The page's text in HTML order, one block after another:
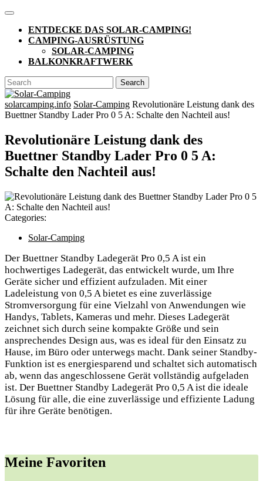
Skip
content
Open
ButtonENTDECKE DAS SOLAR-CAMPING!
CAMPING-AUSRÜSTUNG
SOLAR-CAMPING
BALKONKRAFTWERK
CLOSE
BUTTON
Search
for:
solarcamping.info Solar-Camping Revolutionäre Leistung dank des
Buettner Standby Lader Pro 0 5 A: Schalte den Nachteil aus!
Revolutionäre Leistung dank des
Buettner Standby Lader Pro 0 5 A:
Schalte den Nachteil aus!
Categories:
Solar-Camping
Der Buettner Standby Ladegerät Pro 0,5 A ist ein
hochwertiges Ladegerät, das entwickelt wurde, um Ihre
Geräte sicher und effizient aufzuladen. Mit einer
Ladeleistung von 0,5 A bietet es eine zuverlässige
Stromversorgung für eine Vielzahl von Anwendungen wie
Handys, Tablets, Kameras und mehr. Dieses Ladegerät
zeichnet sich durch seine kompakte Größe und sein
ansprechendes Design aus, was es ideal für den Einsatz zu
Hause, im Büro oder unterwegs macht. Dank seiner Standby-
Funktion ist es energiesparend und schaltet sich automatisch
ab, wenn das angeschlossene Gerät vollständig aufgeladen
ist. Der Buettner Standby Ladegerät Pro 0,5 A ist die ideale
Lösung für alle, die eine zuverlässige und effiziente Ladung
für ihre Geräte benötigen.
Meine Favoriten